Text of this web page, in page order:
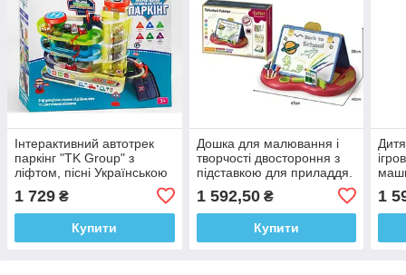
Інтерактивний автотрек
паркінг "TK Group" з
ліфтом, пісні Українською
1 729 ₴
Купити
Дошка для малювання і
творчості двостороння з
підставкою для приладдя.
1 592,50₴
Купити
1